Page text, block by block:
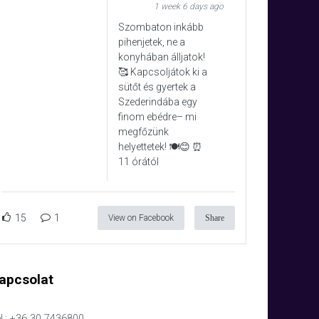
1 week 6 days ago
Szombaton inkább
pihenjetek, ne a
konyhában álljatok!
🥰 Kapcsoljátok ki a
sütőt és gyertek a
Szederindába egy
finom ebédre– mi
megfőzünk
helyettetek! 🍽️😊 ⏰
11 órától
15 1 View on Facebook Share